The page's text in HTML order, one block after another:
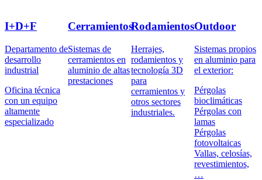
I+D+F
Departamento de
desarrollo
industrial
Oficina técnica
con un equipo
altamente
especializado
Cerramientos
Sistemas de
cerramientos en
aluminio de altas
prestaciones
Rodamientos
Herrajes,
rodamientos y
tecnología 3D
para
cerramientos y
otros sectores
industriales.
Outdoor
Sistemas propios
en aluminio para
el exterior:
Pérgolas
bioclimáticas
Pérgolas con
lamas
Pérgolas
fotovoltaicas
Vallas, celosías,
revestimientos,
…